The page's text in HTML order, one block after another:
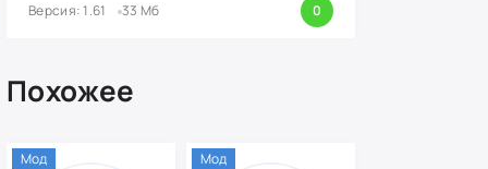
Версия: 1.61 33 Мб 0
Похожее
Мод Мод